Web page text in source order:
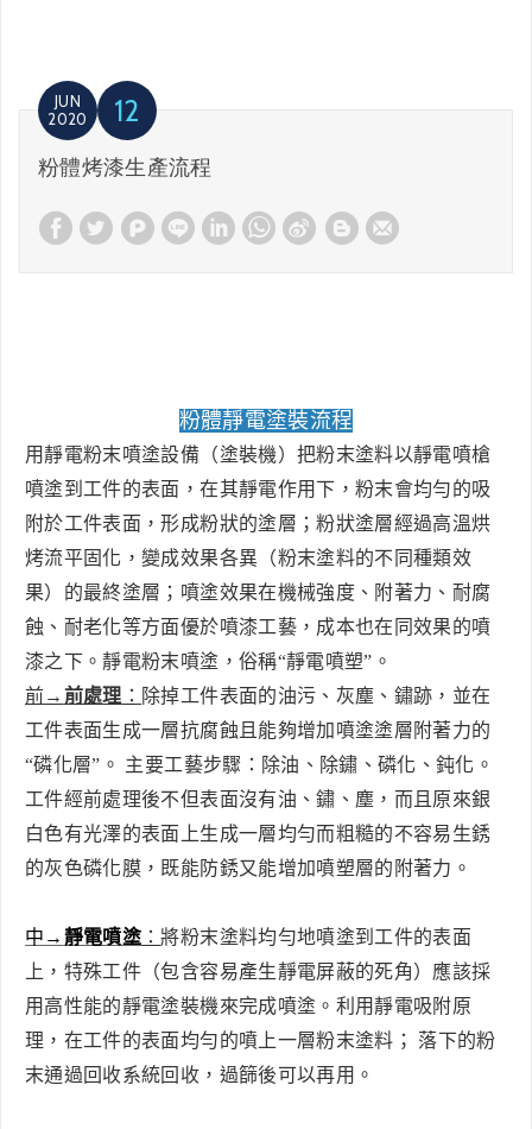
JUN
2020
12
粉體烤漆生產流程
粉體靜電塗裝流程
用靜電粉末噴塗設備（塗裝機）把粉末塗料以靜電噴槍
噴塗到工件的表面，在其靜電作用下，粉末會均勻的吸
附於工件表面，形成粉狀的塗層；粉狀塗層經過高溫烘
烤流平固化，變成效果各異（粉末塗料的不同種類效
果）的最終塗層；噴塗效果在機械強度、附著力、耐腐
蝕、耐老化等方面優於噴漆工藝，成本也在同效果的噴
漆之下。靜電粉末噴塗，俗稱“靜電噴塑”。
前→ 前處理 ： 除掉工件表面的油污、灰塵、鏽跡，並在
工件表面生成一層抗腐蝕且能夠增加噴塗塗層附著力的
“磷化層”。 主要工藝步驟：除油、除鏽、磷化、鈍化。
工件經前處理後不但表面沒有油、鏽、塵，而且原來銀
白色有光澤的表面上生成一層均勻而粗糙的不容易生銹
的灰色磷化膜，既能防銹又能增加噴塑層的附著力。
中→ 靜電噴塗：將粉末塗料均勻地噴塗到工件的表面
上，特殊工件（包含容易產生靜電屏蔽的死角）應該採
用高性能的靜電塗裝機來完成噴塗。利用靜電吸附原
理，在工件的表面均勻的噴上一層粉末塗料；
落下的粉
末通過回收系統回收，過篩後可以再用。